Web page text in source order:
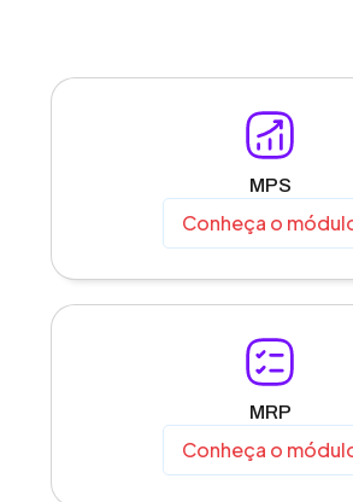
MPS
Conheça o
MRP
Conheça o